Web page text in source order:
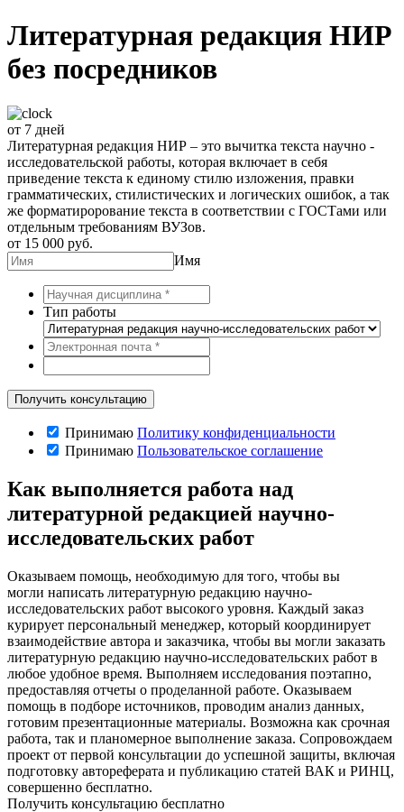
Литературная редакция НИР
без посредников
от 7 дней
Литературная редакция НИР – это вычитка текста научно -
исследовательской работы, которая включает в себя
приведение текста к единому стилю изложения, правки
грамматических, стилистических и логических ошибок, а так
же форматирорование текста в соответствии с ГОСТами или
отдельным требованиям ВУЗов.
от 15 000 руб.
Имя
Тип работы
Принимаю Политику конфиденциальности
Принимаю Пользовательское соглашение
Как выполняется работа над
литературной редакцией научно-
исследовательских работ
Оказываем помощь, необходимую для того, чтобы вы
могли написать литературную редакцию научно-
исследовательских работ высокого уровня. Каждый заказ
курирует персональный менеджер, который координирует
взаимодействие автора и заказчика, чтобы вы могли заказать
литературную редакцию научно-исследовательских работ в
любое удобное время. Выполняем исследования поэтапно,
предоставляя отчеты о проделанной работе. Оказываем
помощь в подборе источников, проводим анализ данных,
готовим презентационные материалы. Возможна как срочная
работа, так и планомерное выполнение заказа. Сопровождаем
проект от первой консультации до успешной защиты, включая
подготовку автореферата и публикацию статей ВАК и РИНЦ,
совершенно бесплатно.
Получить консультацию бесплатно